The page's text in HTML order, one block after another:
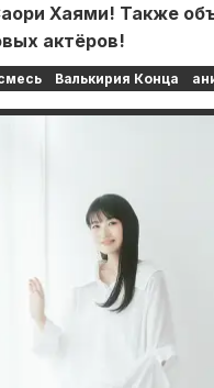
Хаями! Также
актёров!
Валькирия Конца